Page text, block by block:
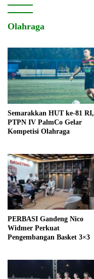
Olahraga
Semarakkan HUT ke-81 RI,
PTPN IV PalmCo Gelar
Kompetisi Olahraga
PERBASI Gandeng Nico
Widmer Perkuat
Pengembangan Basket 3×3